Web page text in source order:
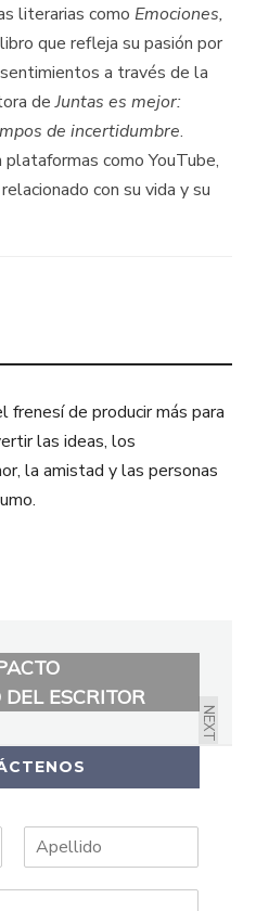
literarias comoEmociones,
que refleja su pasión por
a través de la
deJuntas es mejor:
de incertidumbre.
como YouTube,
con su vida y su
frenesí de producir más para
las ideas, los
la amistad y las personas
NEXT
DEL ESCRITOR
p